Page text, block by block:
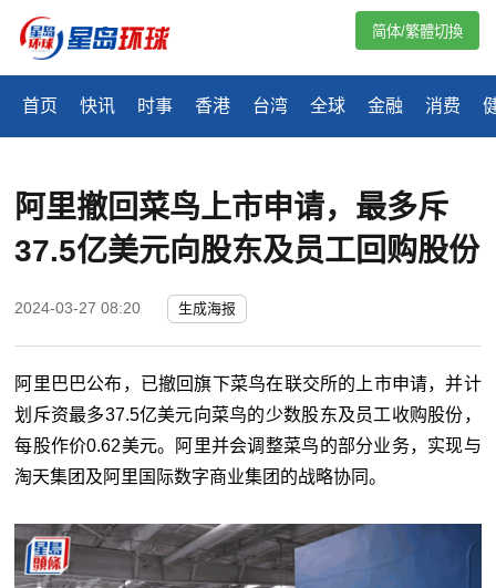
首页 快讯 时事 香港 台湾 全球 金融 消费
简体/繁體切換
阿里撤回菜鸟上市申请，最多斥
37.5亿美元向股东及员工回购股份
2024-03-27 08:20 生成海报
阿里巴巴公布，已撤回旗下菜鸟在联交所的上市申请，并计
划斥资最多37.5亿美元向菜鸟的少数股东及员工收购股份，
每股作价0.62美元。阿里并会调整菜鸟的部分业务，实现与
淘天集团及阿里国际数字商业集团的战略协同。